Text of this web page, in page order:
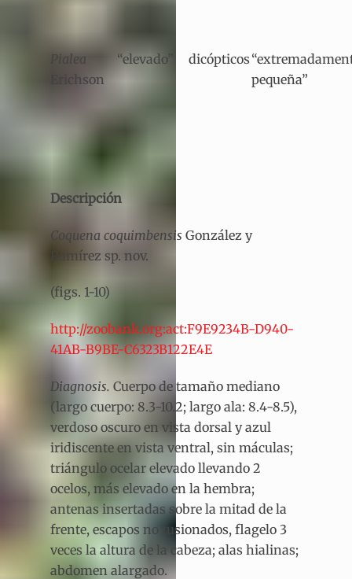
Pialea
Erichson
“elevado” dicópticos
pequeña”
Descripción
Coquena coquimbensis González y
Ramírez sp. nov.
(figs. 1-10)
http://zoobank.org:act:F9E9234B-D940-
41AB-B9BE-C6323B122E4E
Diagnosis. Cuerpo de tamaño mediano
(largo cuerpo: 8.3-10.2; largo ala: 8.4-8.5),
verdoso oscuro en vista dorsal y azul
iridiscente en vista ventral, sin máculas;
triángulo ocelar elevado llevando 2
ocelos, más elevado en la hembra;
antenas insertadas sobre la mitad de la
frente, escapos no fusionados, flagelo 3
veces la altura de la cabeza; alas hialinas;
abdomen alargado.